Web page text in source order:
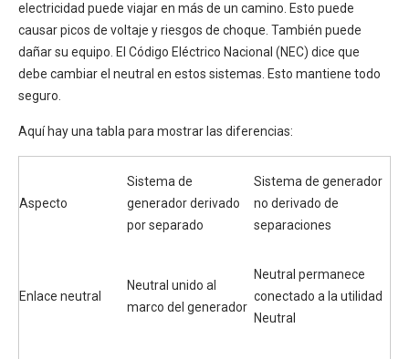
electricidad puede viajar en más de un camino. Esto puede
causar picos de voltaje y riesgos de choque. También puede
dañar su equipo. El Código Eléctrico Nacional (NEC) dice que
debe cambiar el neutral en estos sistemas. Esto mantiene todo
seguro.
Aquí hay una tabla para mostrar las diferencias:
Aspecto
Sistema de
generador derivado
por separado
Sistema de generador
no derivado de
separaciones
Enlace neutral
Neutral unido al
marco del generador
Neutral permanece
conectado a la utilidad
Neutral